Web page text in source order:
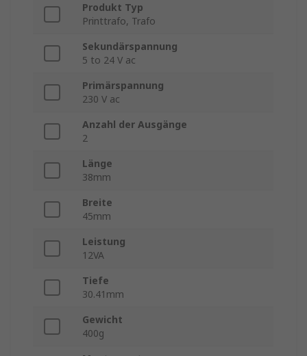
Produkt Typ
Printtrafo, Trafo
Sekundärspannung
5 to 24 V ac
Primärspannung
230 V ac
Anzahl der Ausgänge
2
Länge
38mm
Breite
45mm
Leistung
12VA
Tiefe
30.41mm
Gewicht
400g